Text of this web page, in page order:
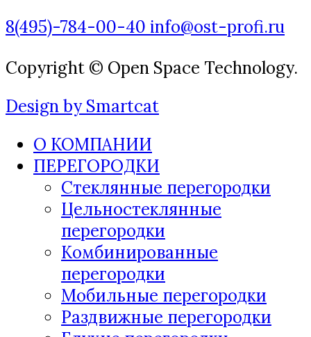
8(495)-784-00-40 info@ost-profi.ru
Copyright © Open Space Technology.
Design by Smartcat
О КОМПАНИИ
ПЕРЕГОРОДКИ
Стеклянные перегородки
Цельностеклянные
перегородки
Комбинированные
перегородки
Мобильные перегородки
Раздвижные перегородки